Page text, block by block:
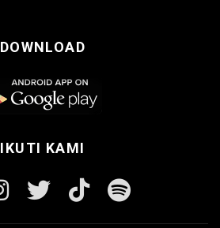
DOWNLOAD
IKUTI KAMI